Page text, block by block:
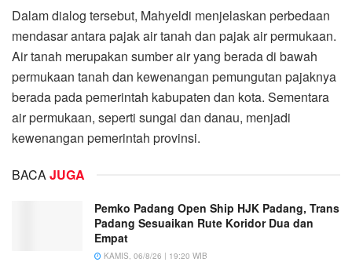
Dalam dialog tersebut, Mahyeldi menjelaskan perbedaan
mendasar antara pajak air tanah dan pajak air permukaan.
Air tanah merupakan sumber air yang berada di bawah
permukaan tanah dan kewenangan pemungutan pajaknya
berada pada pemerintah kabupaten dan kota. Sementara
air permukaan, seperti sungai dan danau, menjadi
kewenangan pemerintah provinsi.
BACAJUGA
Pemko Padang Open Ship HJK Padang, Trans
Padang Sesuaikan Rute Koridor Dua dan
Empat
KAMIS, 06/8/26 | 19:20 WIB